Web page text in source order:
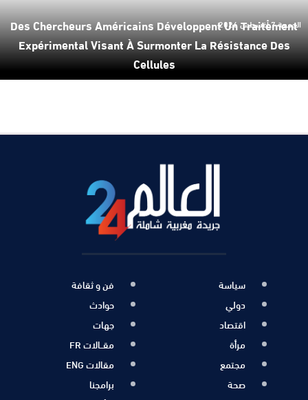
Des Chercheurs Américains Développent Un Traitement
Expérimental Visant À Surmonter La Résistance Des
Cellules
الجمعة 7 أغسطس 2026
سياسة
دولي
اقتصاد
مرأة
مجتمع
صحة
فن و ثقافة
حوادث
جهات
مقــالات FR
مقالات ENG
برامجنا